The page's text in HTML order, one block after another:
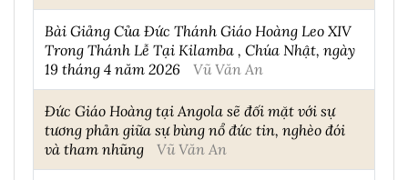
Bài Giảng Của Đức Thánh Giáo Hoàng Leo XIV
Trong Thánh Lễ Tại Kilamba , Chúa Nhật, ngày
19 tháng 4 năm 2026
Vũ Văn An
Đức Giáo Hoàng tại Angola sẽ đối mặt với sự
tương phản giữa sự bùng nổ đức tin, nghèo đói
và tham nhũng
Vũ Văn An